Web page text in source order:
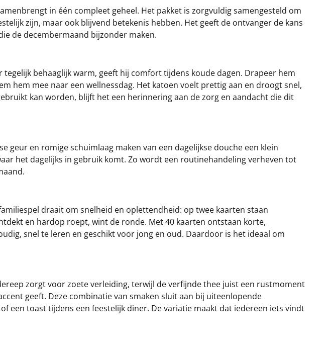
in één compleet geheel. Het pakket is zorgvuldig samengesteld om
zijn, maar ook blijvend betekenis hebben. Het geeft de ontvanger de kans
de decembermaand bijzonder maken.
behaaglijk warm, geeft hij comfort tijdens koude dagen. Drapeer hem
hem mee naar een wellnessdag. Het katoen voelt prettig aan en droogt snel,
kan worden, blijft het een herinnering aan de zorg en aandacht die dit
en romige schuimlaag maken van een dagelijkse douche een klein
het dagelijks in gebruik komt. Zo wordt een routinehandeling verheven tot
draait om snelheid en oplettendheid: op twee kaarten staan
en hardop roept, wint de ronde. Met 40 kaarten ontstaan korte,
snel te leren en geschikt voor jong en oud. Daardoor is het ideaal om
zorgt voor zoete verleiding, terwijl de verfijnde thee juist een rustmoment
geeft. Deze combinatie van smaken sluit aan bij uiteenlopende
een toast tijdens een feestelijk diner. De variatie maakt dat iedereen iets vindt